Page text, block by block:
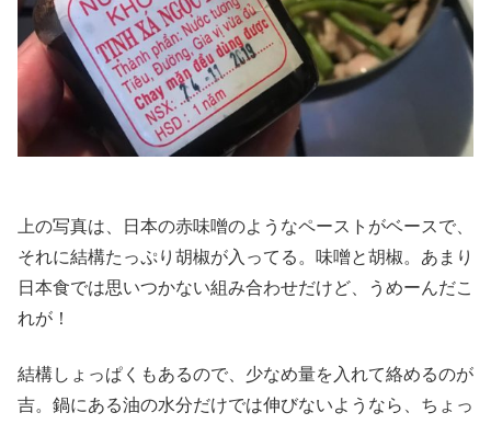
上の写真は、日本の赤味噌のようなペーストがベースで、
それに結構たっぷり胡椒が入ってる。味噌と胡椒。あまり
日本食では思いつかない組み合わせだけど、うめーんだこ
れが！
結構しょっぱくもあるので、少なめ量を入れて絡めるのが
吉。鍋にある油の水分だけでは伸びないようなら、ちょっ